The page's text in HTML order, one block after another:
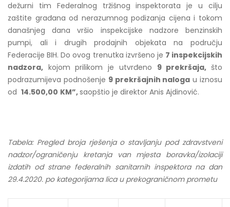
dežurni tim Federalnog tržišnog inspektorata je u cilju
zaštite građana od nerazumnog podizanja cijena i tokom
današnjeg dana vršio inspekcijske nadzore benzinskih
pumpi, ali i drugih prodajnih objekata na području
Federacije BIH. Do ovog trenutka izvršeno je 7 inspekcijskih
nadzora, kojom prilikom je utvrđeno 9 prekršaja, što
podrazumijeva podnošenje 9 prekršajnih naloga u iznosu
od 14.500,00 KM”,saopštio je direktor Anis Ajdinović.
Tabela: Pregled broja rješenja o stavljanju pod zdravstveni
nadzor/ograničenju kretanja van mjesta boravka/izolaciji
izdatih od strane federalnih sanitarnih inspektora na dan
29.4.2020. po kategorijama lica u prekograničnom prometu